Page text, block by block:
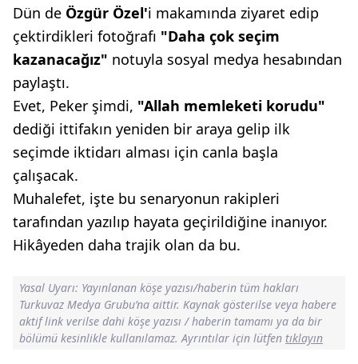
Dün de Özgür Özel'i makamında ziyaret edip
çektirdikleri fotoğrafı "Daha çok seçim
kazanacağız" notuyla sosyal medya hesabından
paylaştı.
Evet, Peker şimdi, "Allah memleketi korudu"
dediği ittifakın yeniden bir araya gelip ilk
seçimde iktidarı alması için canla başla
çalışacak.
Muhalefet, işte bu senaryonun rakipleri
tarafından yazılıp hayata geçirildiğine inanıyor.
Hikâyeden daha trajik olan da bu.
Yasal Uyarı: Yayınlanan köşe yazısı/haberin tüm hakları
Turkuvaz Medya Grubu’na aittir. Kaynak gösterilse veya habere
aktif link verilse dahi köşe yazısı / haberin tamamı ya da bir
bölümü kesinlikle kullanılamaz. Ayrıntılar için lütfen tıklayın